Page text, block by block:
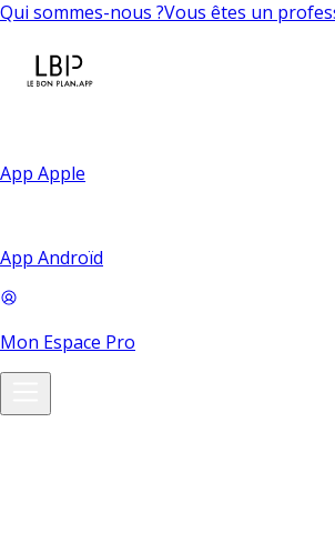
Qui sommes-nous ?Vous êtes un
App Apple
App Androïd
Mon Espace Pro